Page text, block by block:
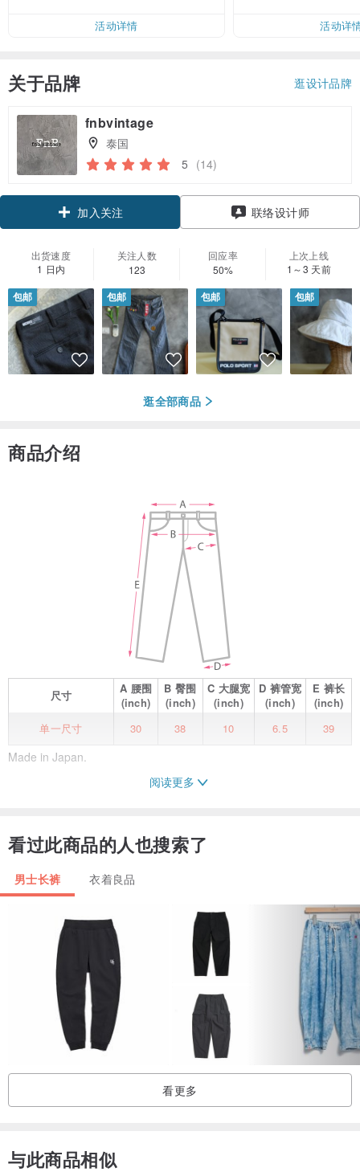
活动详情
活动详
关于品牌 逛设计品牌
fnbvintage
泰国
5 (14)
加入关注 联络设计师
出货速度
1 日内
关注人数
123
回应率
50%
上次上线
1～3 天前
包邮 包邮 包邮 包邮
逛全部商品
商品介绍
尺寸 A 腰围
(inch)
B臀围
(inch)
C 大腿宽
(inch)
D 裤管宽
(inch)
E 裤长
(inch)
单一尺寸
30 38 10 6.5 39
Made in Japan.
阅读更多
看过此商品的人也搜索了
男士长裤 衣着良品
看更多
与此商品相似